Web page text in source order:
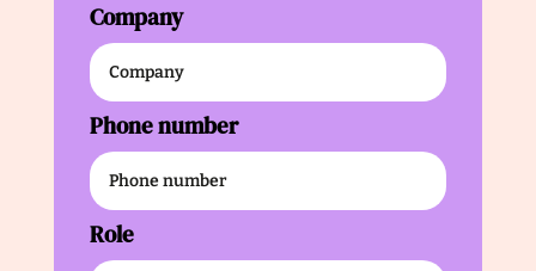
Company
Phone number
Role